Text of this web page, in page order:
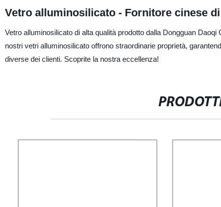
Vetro alluminosilicato - Fornitore cinese
Vetro alluminosilicato di alta qualità prodotto dalla Dongguan
nostri vetri alluminosilicato offrono straordinarie proprietà,
diverse dei clienti. Scoprite la nostra eccellenza!